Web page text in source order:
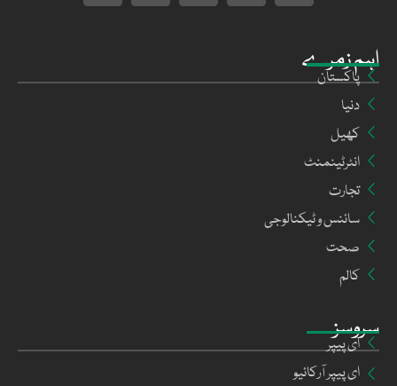
سروسز
ای پیپر
ای پیپر آرکائیو
اہم زمرے
پاکستان
دنیا
کھیل
انٹرٹینمنٹ
تجارت
سائنس و ٹیکنالوجی
صحت
کالم